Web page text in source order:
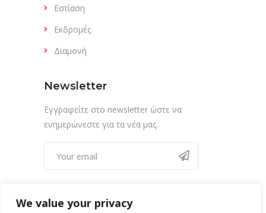
We value your privacy
Εστίαση
Εκδρομές
Διαμονή
Newsletter
Εγγραφείτε στο newsletter ώστε να
ενημερώνεστε για τα νέα μας.